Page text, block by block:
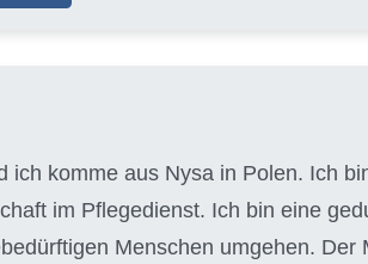
ich komme aus Nysa in Polen. Ich
im Pflegedienst. Ich bin eine
Menschen umgehen.